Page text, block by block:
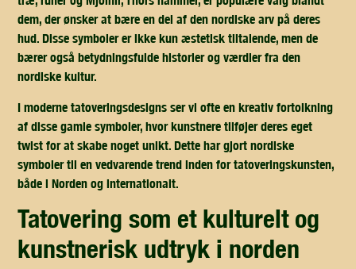
dem, der ønsker at bære en del af den nordiske arv på deres
hud. Disse symboler er ikke kun æstetisk tiltalende, men de
bærer også betydningsfulde historier og værdier fra den
nordiske kultur.
I moderne tatoveringsdesigns ser vi ofte en kreativ fortolkning
af disse gamle symboler, hvor kunstnere tilføjer deres eget
twist for at skabe noget unikt. Dette har gjort nordiske
symboler til en vedvarende trend inden for tatoveringskunsten,
både i Norden og internationalt.
tatovering som et kulturelt og
kunstnerisk udtryk i norden